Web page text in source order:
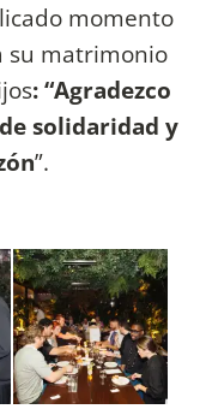
momento
su matrimonio
: “Agradezco
solidaridad y
”.